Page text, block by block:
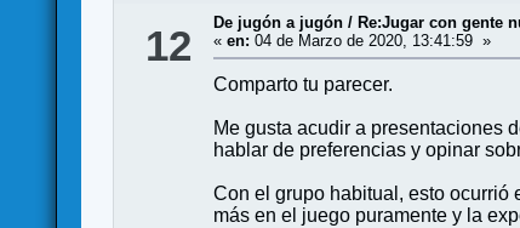
12 De jugón a jugón / Re:Jugar con gente
«en: 04 de Marzo de 2020, 13:41:59 »
Comparto tu parecer.
Me gusta acudir a presentaciones
hablar de preferencias y opinar
Con el grupo habitual, esto ocurrió
más en el juego puramente y la